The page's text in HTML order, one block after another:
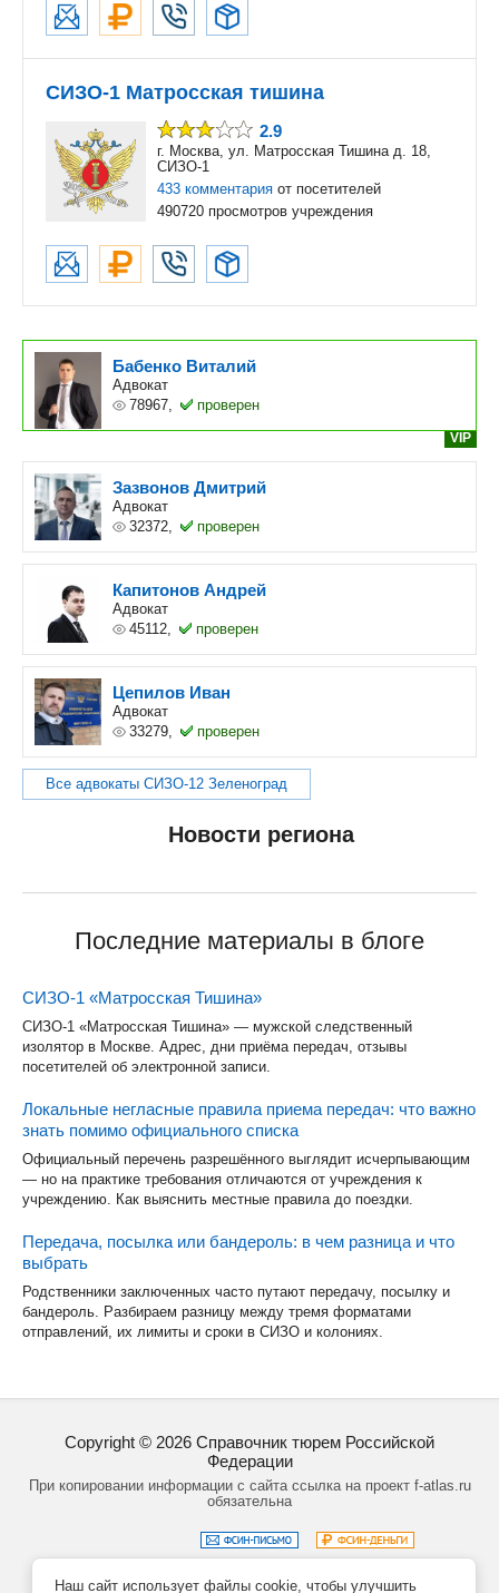
СИЗО-1 Матросская тишина
2.9
г. Москва, ул. Матросская Тишина д. 18,
СИЗО-1
433 комментария от посетителей
490720 просмотров учреждения
Бабенко Виталий
Адвокат
78967,
проверен
VIP
Зазвонов Дмитрий
Адвокат
32372,
проверен
Капитонов Андрей
Адвокат
45112,
проверен
Цепилов Иван
Адвокат
33279,
проверен
Все адвокаты СИЗО-12 Зеленоград
Новости региона
Последние материалы в блоге
СИЗО-1 «Матросская Тишина»
СИЗО-1 «Матросская Тишина» — мужской следственный
изолятор в Москве. Адрес, дни приёма передач, отзывы
посетителей об электронной записи.
Локальные негласные правила приема передач: что важно
знать помимо официального списка
Официальный перечень разрешённого выглядит исчерпывающим
— но на практике требования отличаются от учреждения к
учреждению. Как выяснить местные правила до поездки.
Передача, посылка или бандероль: в чем разница и что
выбрать
Родственники заключенных часто путают передачу, посылку и
бандероль. Разбираем разницу между тремя форматами
отправлений, их лимиты и сроки в СИЗО и колониях.
Copyright © 2026 Справочник тюрем Российской
Федерации
При копировании информации с сайта ссылка на проект f-atlas.ru
обязательна
Задать вопрос Политика обработки данных
Наш сайт использует файлы cookie, чтобы улучшить